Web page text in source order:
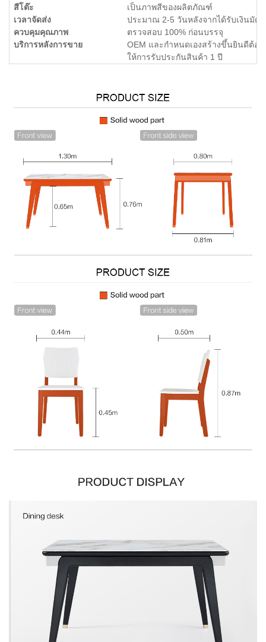
สีโต๊ะ
เป็นภาพสีของผลิตภัณฑ์
เวลาจัดส่ง
ประมาณ 2-5 วันหลังจากได้รับเงินมัด
ควบคุมคุณภาพ
ตรวจสอบ 100% ก่อนบรรจุ
บริการหลังการขาย
OEM และกำหนดเองสร้างขึ้นยินดีต้อ
ให้การรับประกันสินค้า 1 ปี